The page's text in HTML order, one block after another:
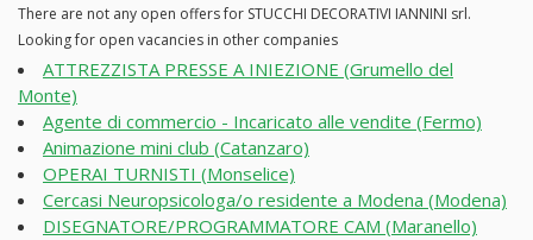
There are not any open offers for STUCCHI DECORATIVI IANNINI srl.
Looking for open vacancies in other companies
ATTREZZISTA PRESSE A INIEZIONE (Grumello del
Monte)
Agente di commercio - Incaricato alle vendite (Fermo)
Animazione mini club (Catanzaro)
OPERAI TURNISTI (Monselice)
Cercasi Neuropsicologa/o residente a Modena (Modena)
DISEGNATORE/PROGRAMMATORE CAM (Maranello)